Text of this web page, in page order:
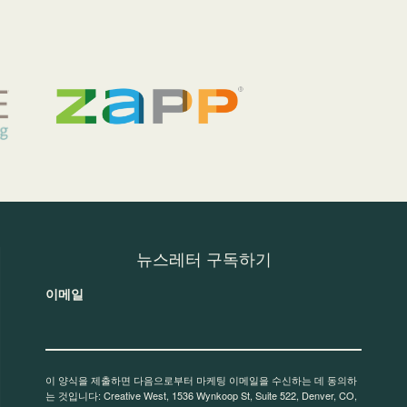
뉴스레터 구독하기
이메일
이 양식을 제출하면 다음으로부터 마케팅 이메일을 수신하는 데 동의하
는 것입니다: Creative West, 1536 Wynkoop St, Suite 522, Denver, CO,